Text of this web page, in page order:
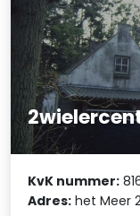
KvK nummer:
Adres: het Meer